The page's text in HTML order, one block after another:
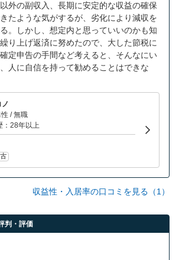
外の副収入、長期に安定的な収益の確保
たような気がするが、劣化により減収を
。しかし、想定内と思っていいのかも知
り上げ返済に努めたので、大した節税に
定申告の手間など考えると、そんなにい
人に自信を持って勧めることはできな
/ 無職
：28年以上
収益性・入居率の口コミを見る（1）
判・評価